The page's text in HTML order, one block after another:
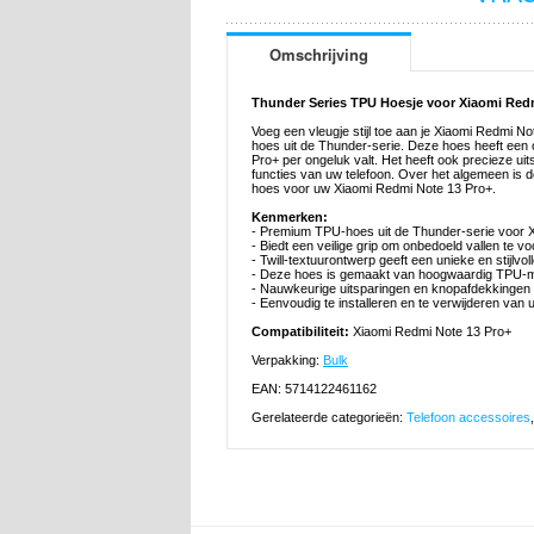
Omschrijving
Thunder Series TPU Hoesje voor Xiaomi
Voeg een vleugje stijl toe aan je Xiaomi Redmi
hoes uit de Thunder-serie. Deze hoes heeft
Pro+ per ongeluk valt. Het heeft ook precieze
functies van uw telefoon. Over het algemeen is
hoes voor uw Xiaomi Redmi Note 13 Pro+.
Kenmerken:
- Premium TPU-hoes uit de Thunder-serie voor
- Biedt een veilige grip om onbedoeld vallen te
- Twill-textuurontwerp geeft een unieke en
- Deze hoes is gemaakt van hoogwaardig TPU-
- Nauwkeurige uitsparingen en
- Eenvoudig te installeren en te verwijderen van
Compatibiliteit: Xiaomi Redmi Note 13 Pro+
Verpakking: Bulk
EAN: 5714122461162
Gerelateerde categorieën: Telefoon accessoires